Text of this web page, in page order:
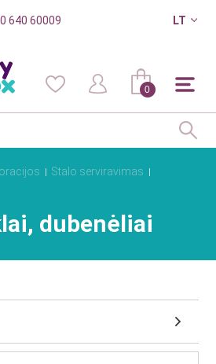
640 60009 LT
0
Stalo serviravimas
dubenėliai